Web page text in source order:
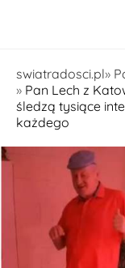
swiatradosci.pl
Pan Lech z
śledzą tysiące
każdego